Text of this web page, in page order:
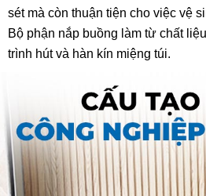
sét mà còn thuận tiện cho việc vệ
Bộ phận nắp buồng làm từ chất
trình hút và hàn kín miệng túi.